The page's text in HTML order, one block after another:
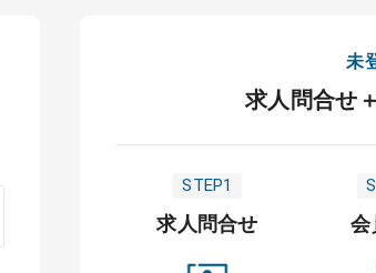
未
求人問合せ
STEP1
求人問合せ 会